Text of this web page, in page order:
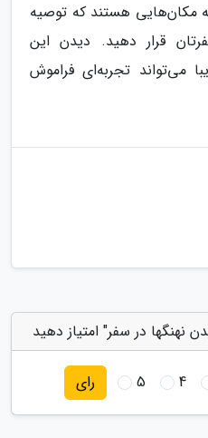
مکان‌هایی هستند که توصیه
قرار دهید. دیدن این
می‌تواند تجربه‌ای فراموش
نهنگها در سفر" امتیاز دهید
4
5 رای